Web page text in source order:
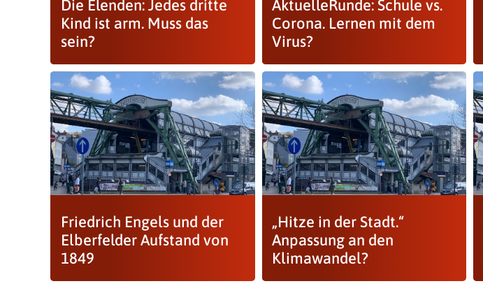
Die Elenden: Jedes dritte
Kind ist arm. Muss das
sein?
AktuelleRunde: Schule vs.
Corona. Lernen mit dem
Virus?
Friedrich Engels und der
Elberfelder Aufstand von
1849
„Hitze in der Stadt.“
Anpassung an den
Klimawandel?